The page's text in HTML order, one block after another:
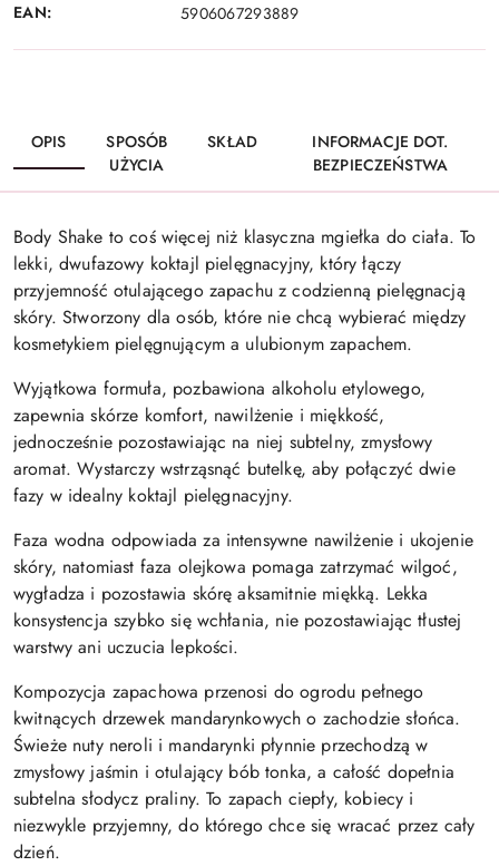
EAN: 5906067293889
OPIS
SPOSÓB
UŻYCIA
SKŁAD
INFORMACJE DOT.
BEZPIECZEŃSTWA
Body Shake to coś więcej niż klasyczna mgiełka do ciała. To
lekki, dwufazowy koktajl pielęgnacyjny, który łączy
przyjemność otulającego zapachu z codzienną pielęgnacją
skóry. Stworzony dla osób, które nie chcą wybierać między
kosmetykiem pielęgnującym a ulubionym zapachem.
Wyjątkowa formuła, pozbawiona alkoholu etylowego,
zapewnia skórze komfort, nawilżenie i miękkość,
jednocześnie pozostawiając na niej subtelny, zmysłowy
aromat. Wystarczy wstrząsnąć butelkę, aby połączyć dwie
fazy w idealny koktajl pielęgnacyjny.
Faza wodna odpowiada za intensywne nawilżenie i ukojenie
skóry, natomiast faza olejkowa pomaga zatrzymać wilgoć,
wygładza i pozostawia skórę aksamitnie miękką. Lekka
konsystencja szybko się wchłania, nie pozostawiając tłustej
warstwy ani uczucia lepkości.
Kompozycja zapachowa przenosi do ogrodu pełnego
kwitnących drzewek mandarynkowych o zachodzie słońca.
Świeże nuty neroli i mandarynki płynnie przechodzą w
zmysłowy jaśmin i otulający bób tonka, a całość dopełnia
subtelna słodycz praliny. To zapach ciepły, kobiecy i
niezwykle przyjemny, do którego chce się wracać przez cały
dzień.